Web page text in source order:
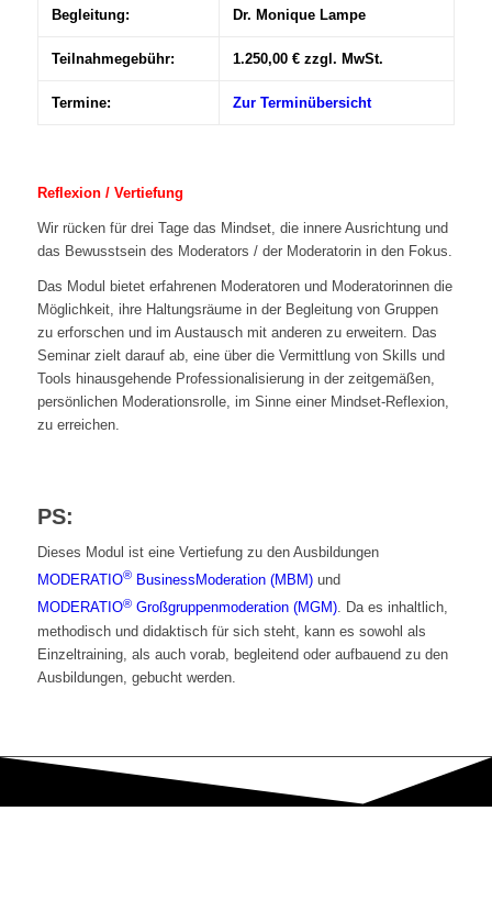
Begleitung: Dr. Monique Lampe
Teilnahmegebühr: 1.250,00 € zzgl. MwSt.
Termine: Zur Terminübersicht
Reflexion / Vertiefung
Wir rücken für drei Tage das Mindset, die innere Ausrichtung und
das Bewusstsein des Moderators / der Moderatorin in den Fokus.
Das Modul bietet erfahrenen Moderatoren und Moderatorinnen die
Möglichkeit, ihre Haltungsräume in der Begleitung von Gruppen
zu erforschen und im Austausch mit anderen zu erweitern. Das
Seminar zielt darauf ab, eine über die Vermittlung von Skills und
Tools hinausgehende Professionalisierung in der zeitgemäßen,
persönlichen Moderationsrolle, im Sinne einer Mindset-Reflexion,
zu erreichen.
PS:
Dieses Modul ist eine Vertiefung zu den Ausbildungen
MODERATIO®BusinessModeration (MBM)und
MODERATIO®Großgruppenmoderation (MGM). Da es inhaltlich,
methodisch und didaktisch für sich steht, kann es sowohl als
Einzeltraining, als auch vorab, begleitend oder aufbauend zu den
Ausbildungen, gebucht werden.